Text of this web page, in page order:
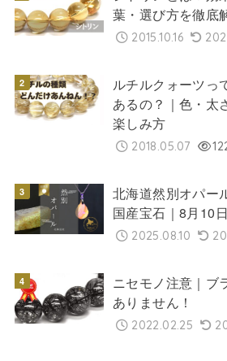
葉・選び方を徹底
2015.10.16
ルチルクォーツっ
あるの？｜色・太
楽しみ方
2018.05.07
北海道然別オパー
国産宝石｜8月10
2025.08.10
ニセモノ注意｜ブ
ありません！
2022.02.25